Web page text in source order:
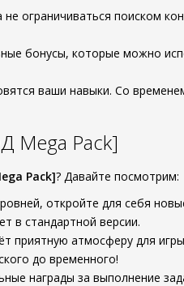
ограничиваться поиском
бонусы, которые можно
ваши навыки. Со
Mega Pack]
Pack]? Давайте посмотрим:
откройте для себя
в стандартной версии.
приятную атмосферу для
до временного!
награды за выполнение